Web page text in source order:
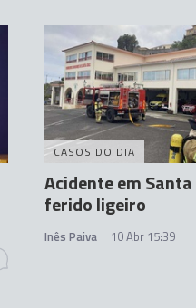
CASOS DO DIA
Acidente em
ferido ligeiro
Inês Paiva 10 Abr 15:39